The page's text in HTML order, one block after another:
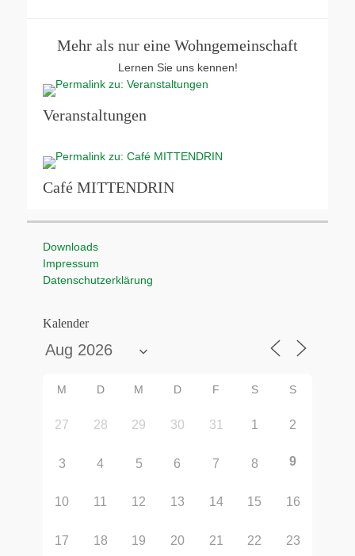
Mehr als nur eine Wohngemeinschaft
Lernen Sie uns kennen!
Veranstaltungen
Café MITTENDRIN
Downloads
Impressum
Datenschutzerklärung
Kalender
M D M D F S S
27 28 29 30 31 1 2
3 4 5 6 7 8 9
10 11 12 13 14 15 16
17 18 19 20 21 22 23